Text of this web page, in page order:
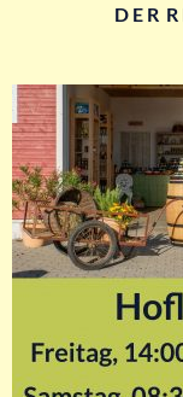
D E R